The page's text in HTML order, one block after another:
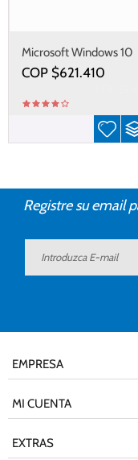
Microsoft Windows 10
Profesional
COP $621.410
Registre su email
EMPRESA
MI CUENTA
EXTRAS